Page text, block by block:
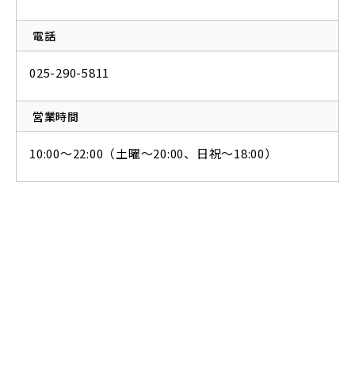
電話
025-290-5811
営業時間
10:00～22:00（土曜〜20:00、日祝～18:00）